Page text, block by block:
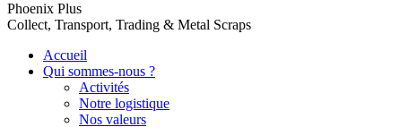
Phoenix Plus
Collect, Transport, Trading & Metal Scraps
Accueil
Qui sommes-nous ?
Activités
Notre logistique
Nos valeurs